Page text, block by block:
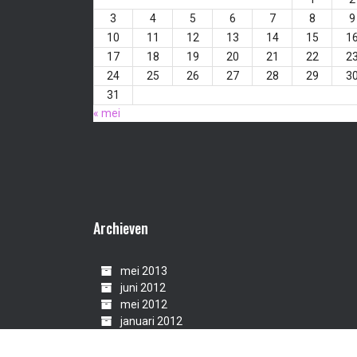
3
4 5 6 7 8
9
10
11 12 13 14 15
16
17
18 19 20 21 22
23
24
25 26 27 28 29
30
31
« mei
Archieven
mei 2013
juni 2012
mei 2012
januari 2012